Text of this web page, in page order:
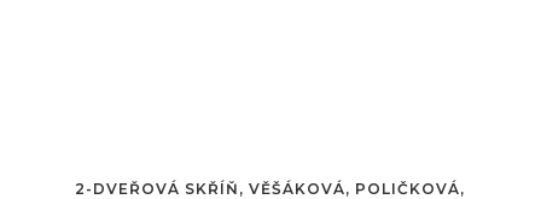
2-DVEŘOVÁ SKŘÍŇ, VĚŠÁKOVÁ, POLIČKOVÁ,